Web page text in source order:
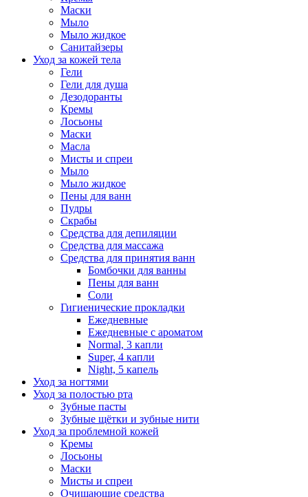
Маски
Мыло
Мыло жидкое
Санитайзеры
Уход за кожей тела
Гели
Гели для душа
Дезодоранты
Кремы
Лосьоны
Маски
Масла
Мисты и спреи
Мыло
Мыло жидкое
Пены для ванн
Пудры
Скрабы
Средства для депиляции
Средства для массажа
Средства для принятия ванн
Бомбочки для ванны
Пены для ванн
Соли
Гигиенические прокладки
Ежедневные
Ежедневные с ароматом
Normal, 3 капли
Super, 4 капли
Night, 5 капель
Уход за ногтями
Уход за полостью рта
Зубные пасты
Зубные щётки и зубные нити
Уход за проблемной кожей
Кремы
Лосьоны
Маски
Мисты и спреи
Очищающие средства